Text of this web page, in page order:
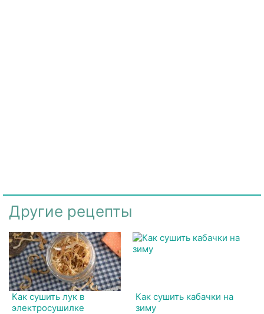
Другие рецепты
Как сушить лук в
электросушилке
Как сушить кабачки на
зиму